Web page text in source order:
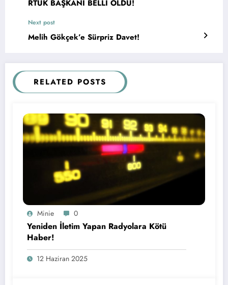
RTÜK BAŞKANI BELLİ OLDU!
Next post
Melih Gökçek’e Sürpriz Davet!
RELATED POSTS
Minie 0
Yeniden İletim Yapan Radyolara Kötü
Haber!
12 Haziran 2025